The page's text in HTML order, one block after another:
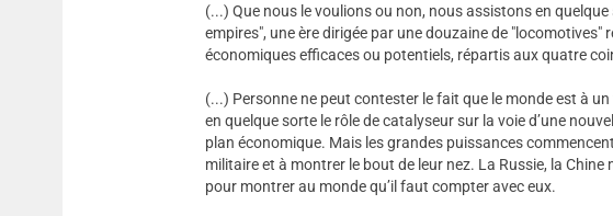
(...) Que nous le voulions ou non, nous assistons en
empires", une ère dirigée par une douzaine de "locomotives"
économiques efficaces ou potentiels, répartis aux quatre
(...) Personne ne peut contester le fait que le monde est à
en quelque sorte le rôle de catalyseur sur la voie d’une
plan économique. Mais les grandes puissances
militaire et à montrer le bout de leur nez. La Russie, la
pour montrer au monde qu’il faut compter avec eux.